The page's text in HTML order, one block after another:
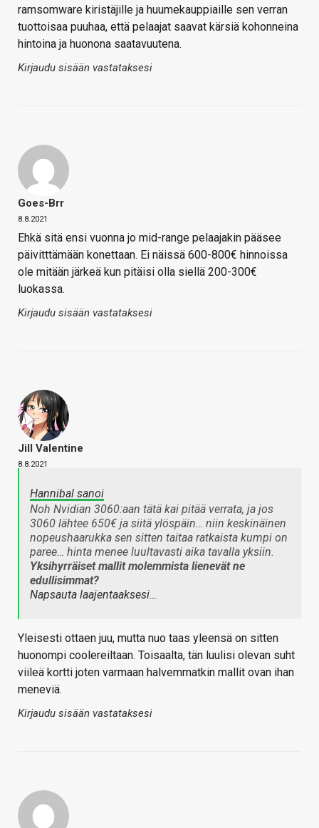
ramsomware kiristäjille ja huumekauppiaille sen verran
tuottoisaa puuhaa, että pelaajat saavat kärsiä kohonneina
hintoina ja huonona saatavuutena.
Kirjaudu sisään vastataksesi
Goes-Brr
8.8.2021
Ehkä sitä ensi vuonna jo mid-range pelaajakin pääsee
päivitttämään konettaan. Ei näissä 600-800€ hinnoissa
ole mitään järkeä kun pitäisi olla siellä 200-300€
luokassa.
Kirjaudu sisään vastataksesi
Jill Valentine
8.8.2021
Hannibal sanoi
Noh Nvidian 3060:aan tätä kai pitää verrata, ja jos
3060 lähtee 650€ ja siitä ylöspäin… niin keskinäinen
nopeushaarukka sen sitten taitaa ratkaista kumpi on
paree… hinta menee luultavasti aika tavalla yksiin.
Yksihyrräiset mallit molemmista lienevät ne
edullisimmat?
Napsauta laajentaaksesi…
Yleisesti ottaen juu, mutta nuo taas yleensä on sitten
huonompi coolereiltaan. Toisaalta, tän luulisi olevan suht
viileä kortti joten varmaan halvemmatkin mallit ovan ihan
meneviä.
Kirjaudu sisään vastataksesi